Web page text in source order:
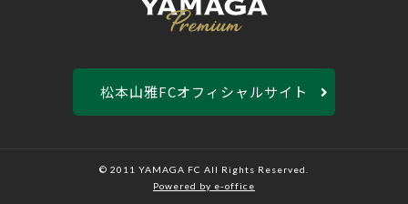
松本山雅FCオフィシャルサイト
© 2011 YAMAGA FC All Rights Reserved.
Powered by e-office